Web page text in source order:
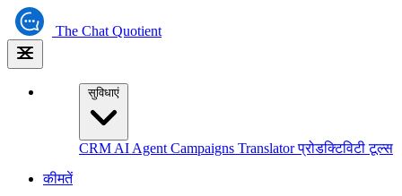
The Chat Quotient
सुविधाएं
CRM AI Agent Campaigns Translatorप्रोडक्टिविटी टूल्स
कीमतें